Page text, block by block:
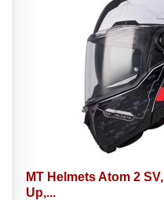
MT Helmets Atom 2
Up,...